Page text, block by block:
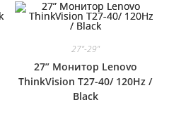
27"-29"
27” Монитор Lenovo
ThinkVision T27-40/ 120Hz /
Black